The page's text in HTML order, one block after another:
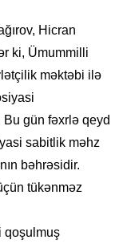
Hicran
ki, Ümummilli
məktəbi ilə
Bu gün fəxrlə qeyd
sabitlik məhz
bəhrəsidir.
tükənməz
qoşulmuş